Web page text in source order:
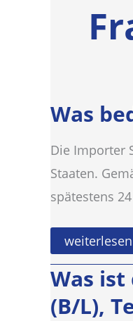
Was
Die Importer
Staaten.
spätestens
Was
bedeutet
„ISF“?
weiterlesen
Was
(B/L),